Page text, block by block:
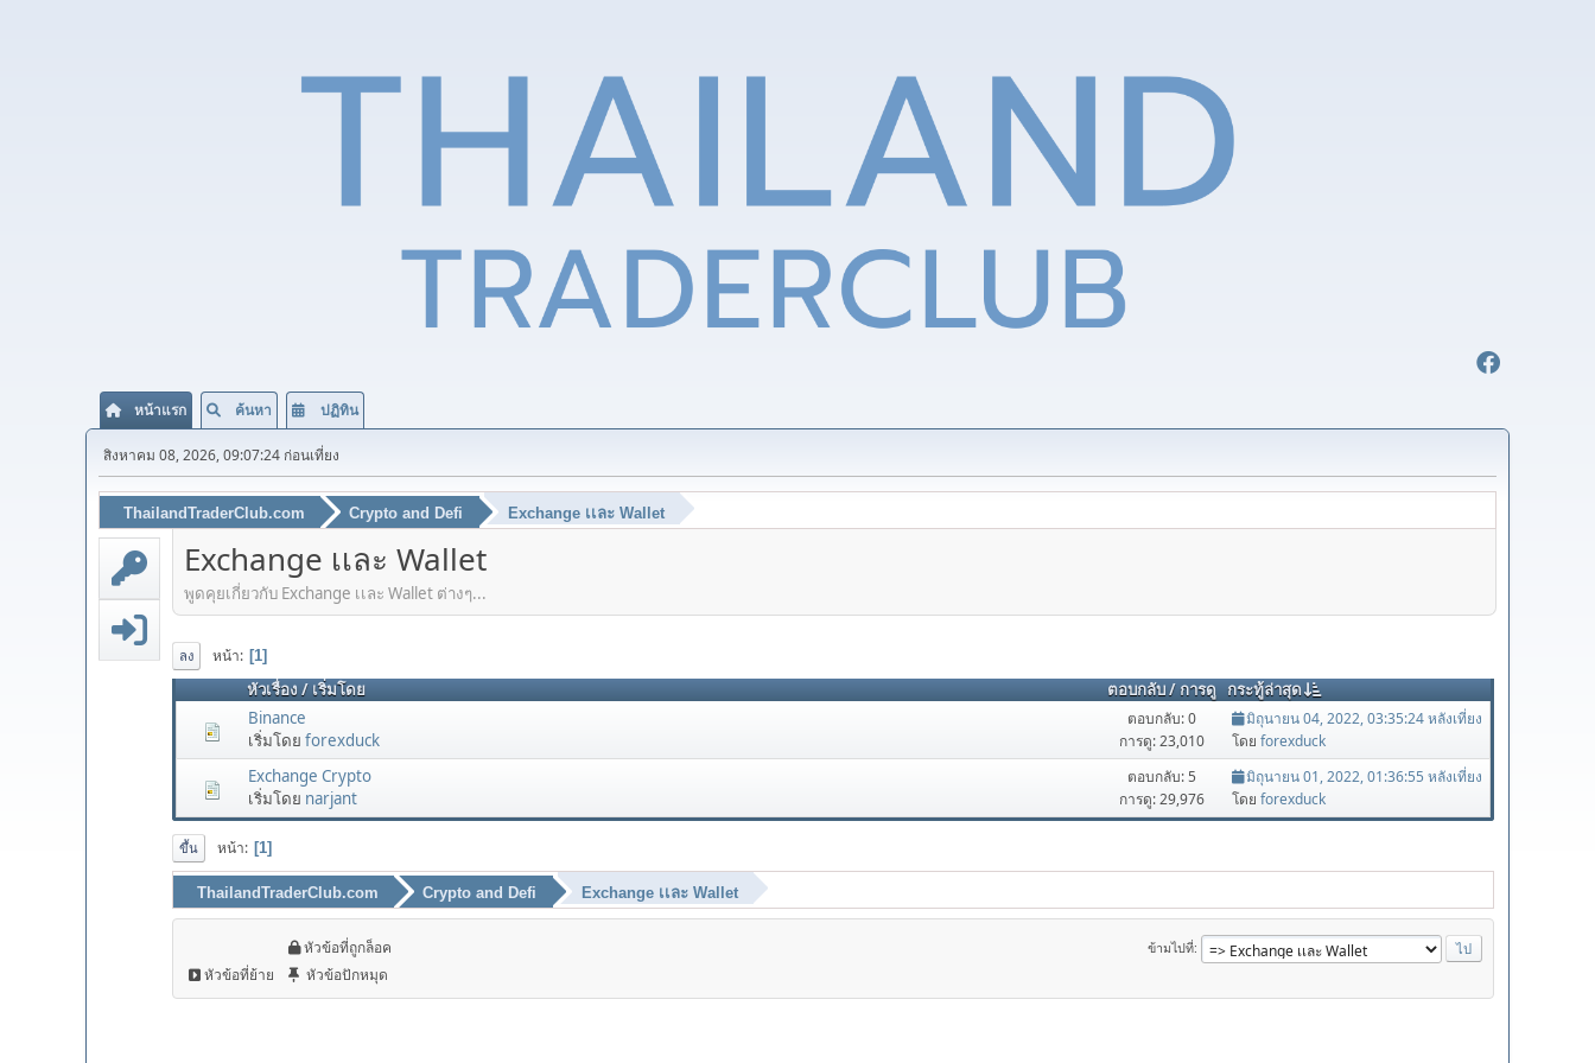
หน้าแรก ค้นหา ปฏิทิน
สิงหาคม 08, 2026, 09:07:24 ก่อนเที่ยง
ThailandTraderClub.com Crypto and Defi Exchange เเละ Wallet
Exchange เเละ Wallet
พูดคุยเกี่ยวกับ Exchange เเละ Wallet ต่างๆ...
ลง หน้า 1
หัวเรื่อง/เริ่มโดย ตอบกลับ/การดู กระทู้ล่าสุด
ฺBinance
เริ่มโดย forexduck
ตอบกลับ: 0
การดู: 23,010
มิถุนายน 04, 2022, 03:35:24 หลังเที่ยง
โดย forexduck
Exchange Crypto
เริ่มโดย narjant
ตอบกลับ: 5
การดู: 29,976
มิถุนายน 01, 2022, 01:36:55 หลังเที่ยง
โดย forexduck
ขึ้น หน้า 1
ThailandTraderClub.com Crypto and Defi Exchange เเละ Wallet
ข้ามไปที่
หัวข้อที่ย้าย
หัวข้อที่ถูกล็อค
หัวข้อปักหมุด